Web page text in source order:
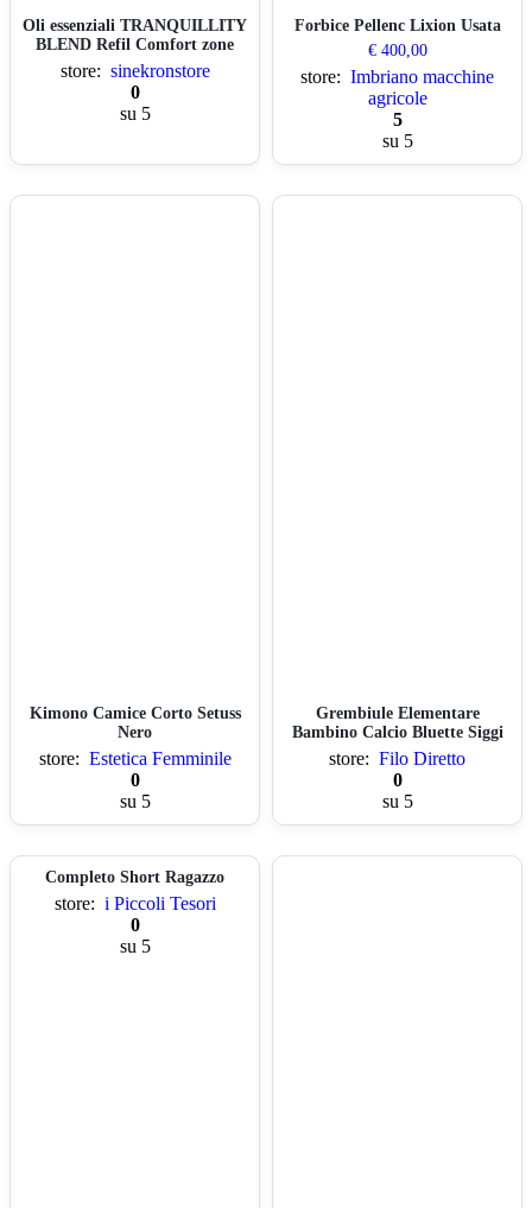
Oli essenziali TRANQUILLITY
BLEND Refil Comfort zone
store: sinekronstore
0
su 5
Forbice Pellenc Lixion Usata
€400,00
store: Imbriano macchine
agricole
5
su 5
Kimono Camice Corto Setuss
Nero
store: Estetica Femminile
0
su 5
Grembiule Elementare
Bambino Calcio Bluette Siggi
store: Filo Diretto
0
su 5
Completo Short Ragazzo
store: i Piccoli Tesori
0
su 5